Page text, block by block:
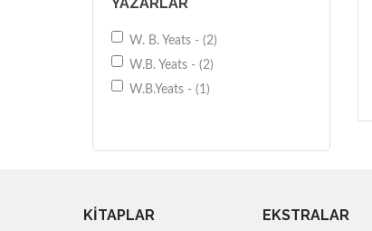
W. B. Yeats - (2)
W.B. Yeats - (2)
W.B.Yeats - (1)
KİTAPLAR EKSTRALAR